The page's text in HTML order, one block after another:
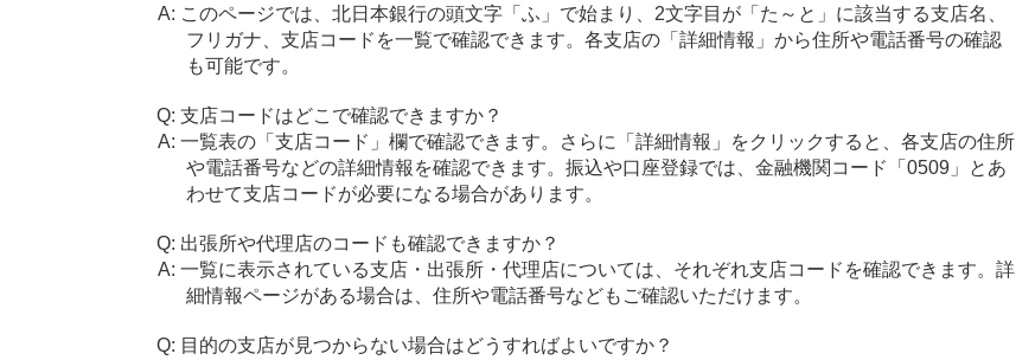
このページでは、北日本銀行の頭文字「ふ」で始まり、2文字目が「た～と」に該当する支店名、
フリガナ、支店コードを一覧で確認できます。各支店の「詳細情報」から住所や電話番号の確認
も可能です。
支店コードはどこで確認できますか？
一覧表の「支店コード」欄で確認できます。さらに「詳細情報」をクリックすると、各支店の住所
や電話番号などの詳細情報を確認できます。振込や口座登録では、金融機関コード「0509」とあ
わせて支店コードが必要になる場合があります。
出張所や代理店のコードも確認できますか？
一覧に表示されている支店・出張所・代理店については、それぞれ支店コードを確認できます。詳
細情報ページがある場合は、住所や電話番号などもご確認いただけます。
目的の支店が見つからない場合はどうすればよいですか？